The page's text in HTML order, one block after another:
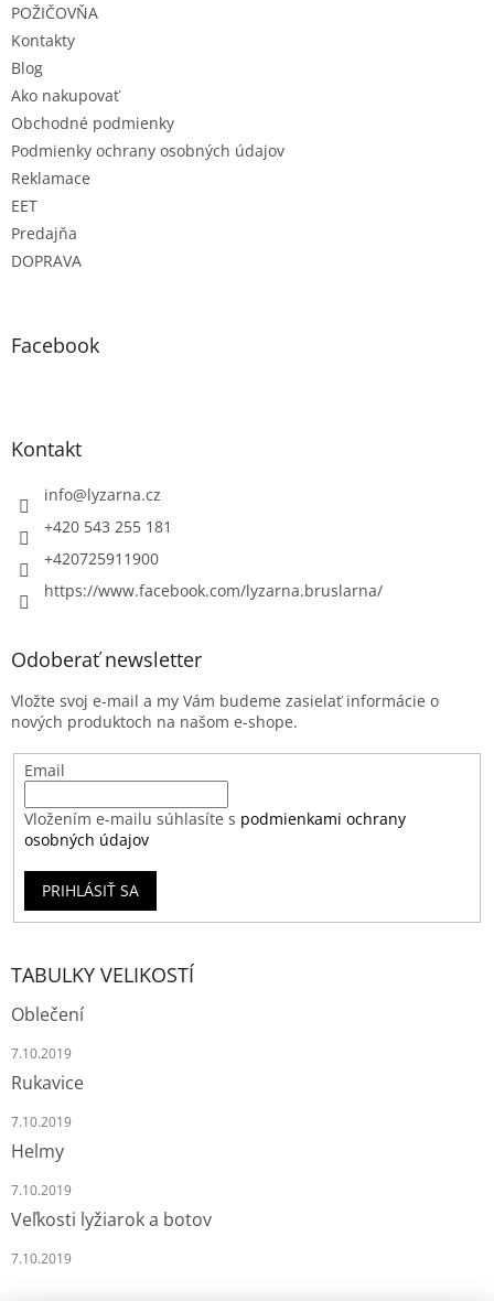
POŽIČOVŇA
Kontakty
Blog
Ako nakupovať
Obchodné podmienky
Podmienky ochrany osobných údajov
Reklamace
EET
Predajňa
DOPRAVA
Facebook
Kontakt
info@lyzarna.cz
+420 543 255 181
+420725911900
https://www.facebook.com/lyzarna.bruslarna/
Odoberať newsletter
Vložte svoj e-mail a my Vám budeme zasielať informácie o
nových produktoch na našom e-shope.
Email
Vložením e-mailu súhlasíte s podmienkami ochrany
osobných údajov
PRIHLÁSIŤ SA
TABULKY VELIKOSTÍ
Oblečení
7.10.2019
Rukavice
7.10.2019
Helmy
7.10.2019
Veľkosti lyžiarok a botov
7.10.2019